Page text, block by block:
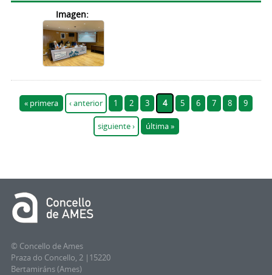
Imagen:
« primera ‹ anterior 1 2 3 4 5 6 7 8 9
siguiente › última »
© Concello de Ames
Praza do Concello, 2 |15220
Bertamiráns (Ames)